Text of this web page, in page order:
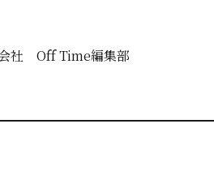
社 Off Time編集部